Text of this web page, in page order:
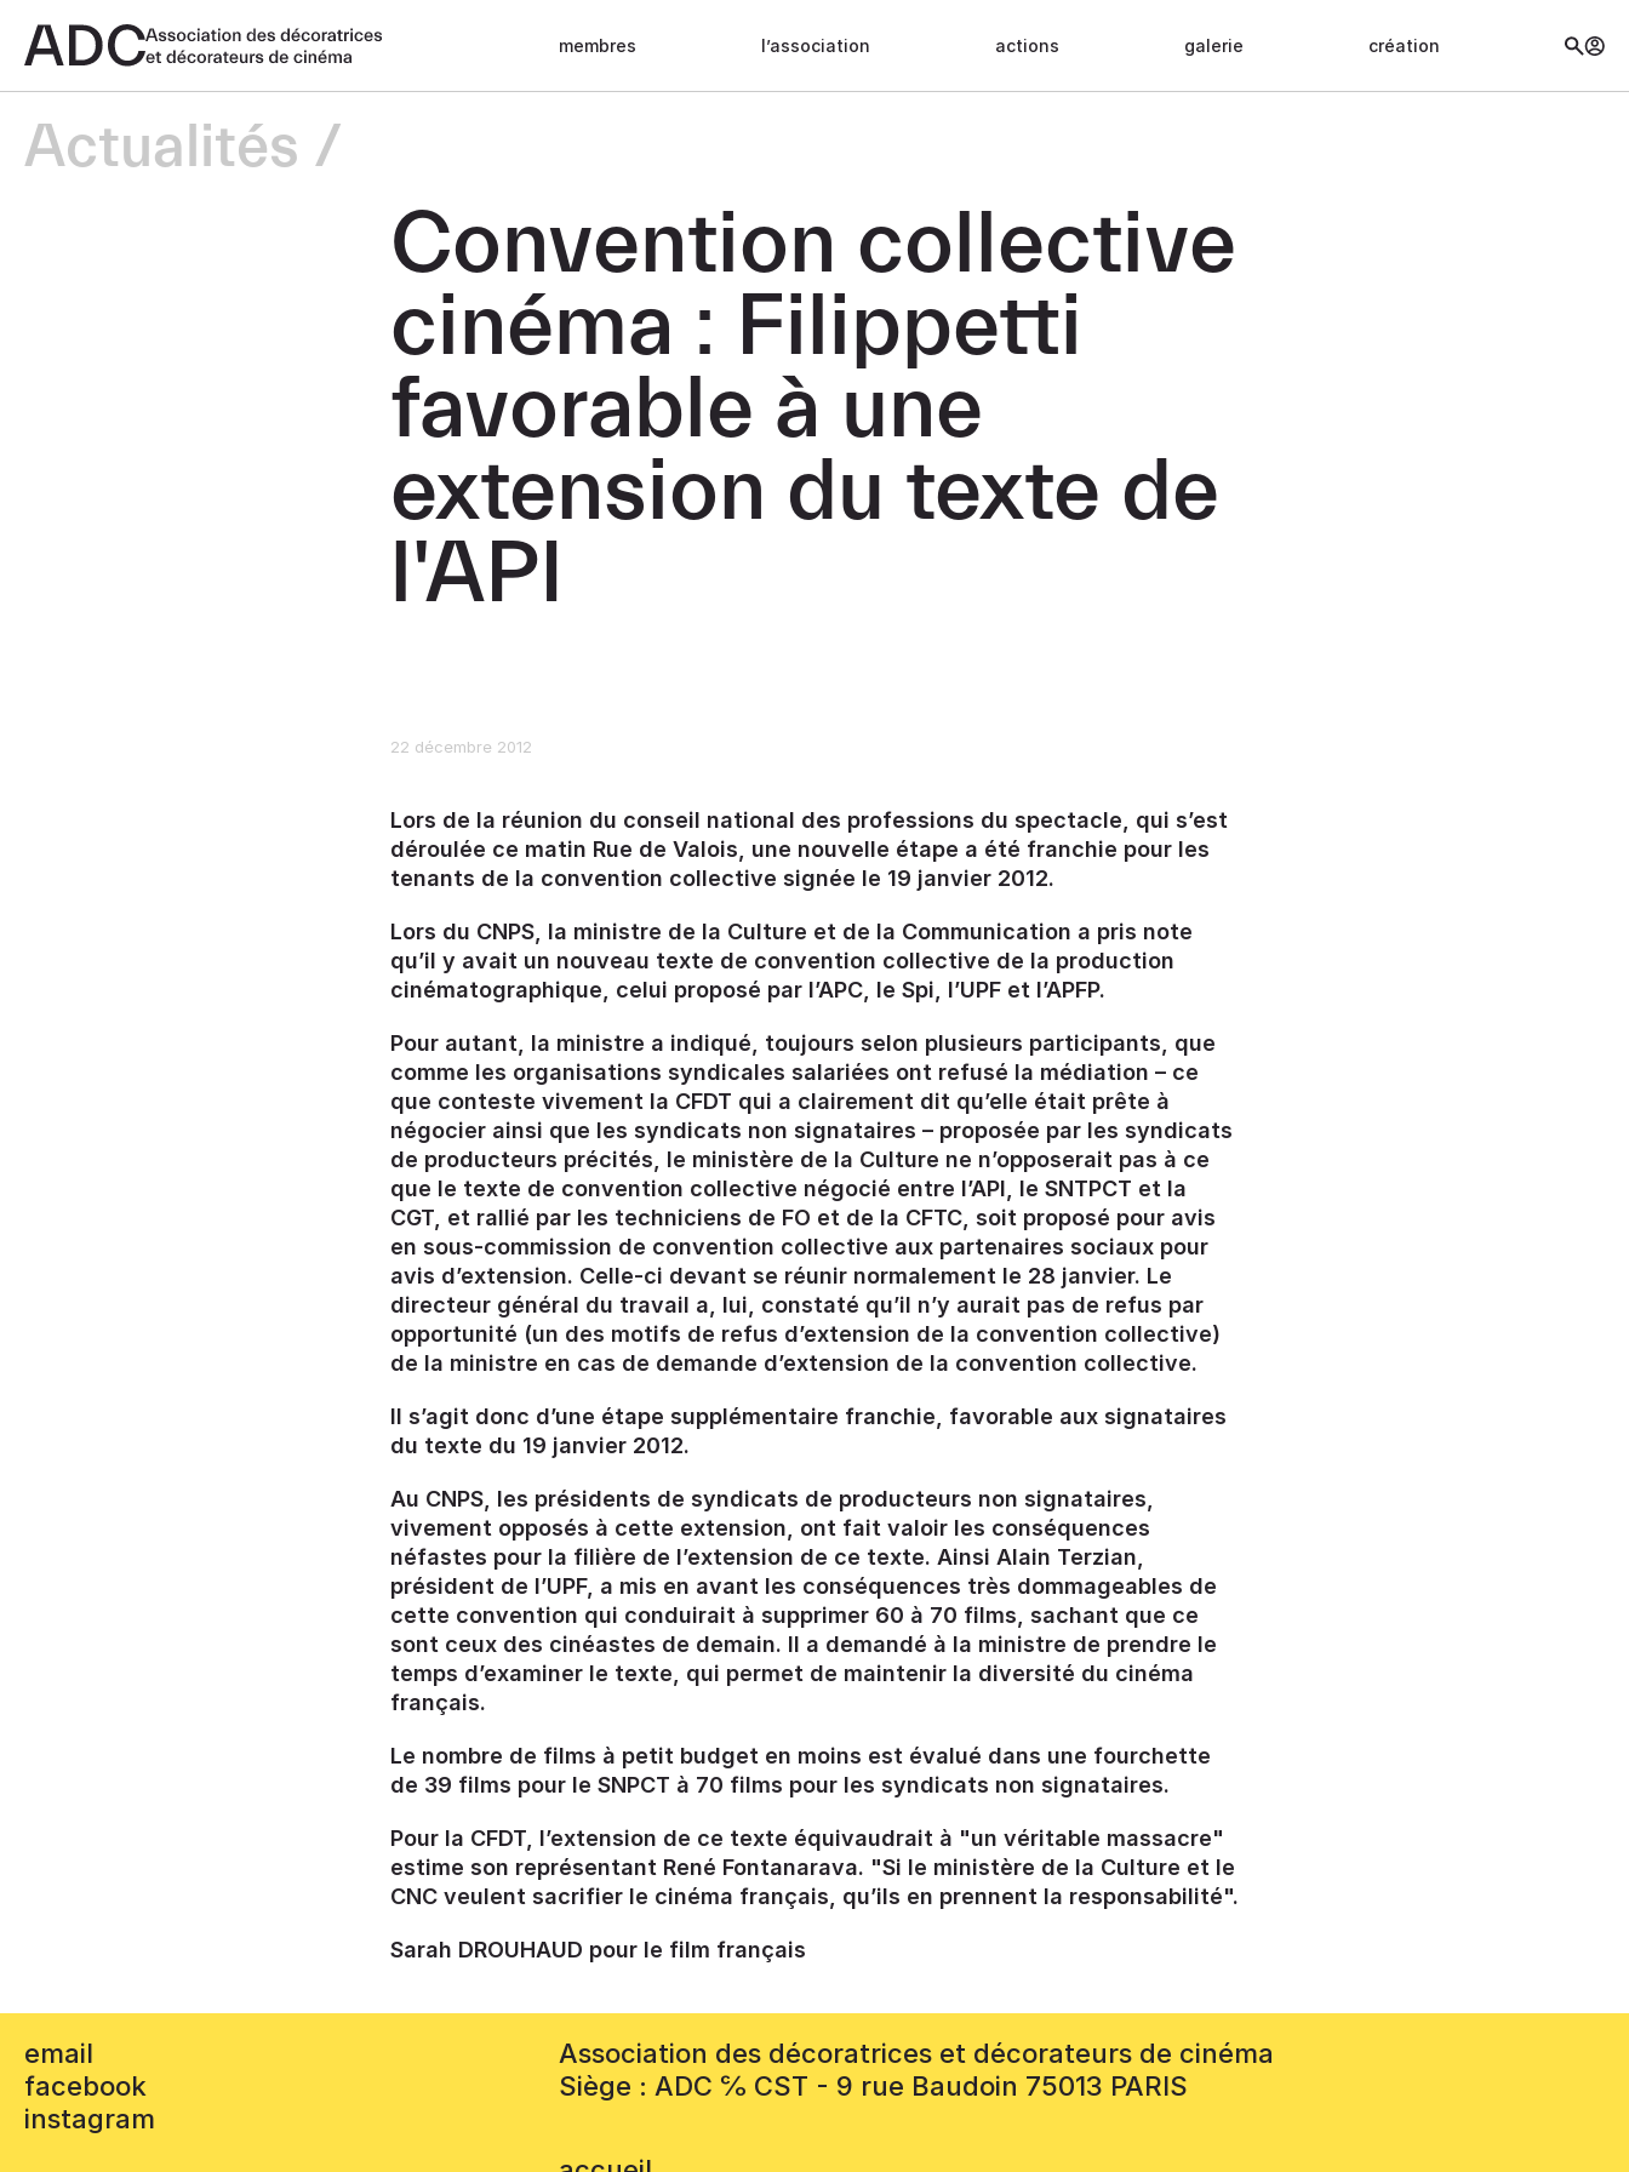
membres l’association actions galerie création
Actualités
Convention collective
cinéma : Filippetti
favorable à une
extension du texte de
l'API
22 décembre 2012
Lors de la réunion du conseil national des professions du spectacle, qui s’est
déroulée ce matin Rue de Valois, une nouvelle étape a été franchie pour les
tenants de la convention collective signée le 19 janvier 2012.
Lors du CNPS, la ministre de la Culture et de la Communication a pris note
qu’il y avait un nouveau texte de convention collective de la production
cinématographique, celui proposé par l’APC, le Spi, l’UPF et l’APFP.
Pour autant, la ministre a indiqué, toujours selon plusieurs participants, que
comme les organisations syndicales salariées ont refusé la médiation – ce
que conteste vivement la CFDT qui a clairement dit qu’elle était prête à
négocier ainsi que les syndicats non signataires – proposée par les syndicats
de producteurs précités, le ministère de la Culture ne n’opposerait pas à ce
que le texte de convention collective négocié entre l’API, le SNTPCT et la
CGT, et rallié par les techniciens de FO et de la CFTC, soit proposé pour avis
en sous-commission de convention collective aux partenaires sociaux pour
avis d’extension. Celle-ci devant se réunir normalement le 28 janvier. Le
directeur général du travail a, lui, constaté qu’il n’y aurait pas de refus par
opportunité (un des motifs de refus d’extension de la convention collective)
de la ministre en cas de demande d’extension de la convention collective.
Il s’agit donc d’une étape supplémentaire franchie, favorable aux signataires
du texte du 19 janvier 2012.
Au CNPS, les présidents de syndicats de producteurs non signataires,
vivement opposés à cette extension, ont fait valoir les conséquences
néfastes pour la filière de l’extension de ce texte. Ainsi Alain Terzian,
président de l’UPF, a mis en avant les conséquences très dommageables de
cette convention qui conduirait à supprimer 60 à 70 films, sachant que ce
sont ceux des cinéastes de demain. Il a demandé à la ministre de prendre le
temps d’examiner le texte, qui permet de maintenir la diversité du cinéma
français.
Le nombre de films à petit budget en moins est évalué dans une fourchette
de 39 films pour le SNPCT à 70 films pour les syndicats non signataires.
Pour la CFDT, l’extension de ce texte équivaudrait à "un véritable massacre"
estime son représentant René Fontanarava. "Si le ministère de la Culture et le
CNC veulent sacrifier le cinéma français, qu’ils en prennent la responsabilité".
Sarah DROUHAUD pour le film français
email
facebook
instagram
Association des décoratrices et décorateurs de cinéma
Siège : ADC ℅ CST - 9 rue Baudoin 75013 PARIS